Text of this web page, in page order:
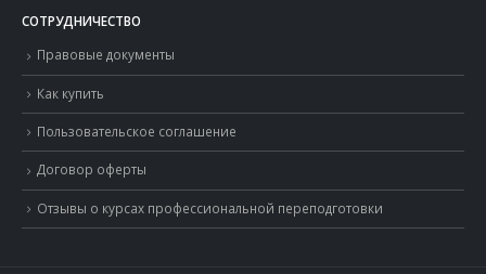
СОТРУДНИЧЕСТВО
Правовые документы
Как купить
Пользовательское соглашение
Договор оферты
Отзывы о курсах профессиональной переподготовки